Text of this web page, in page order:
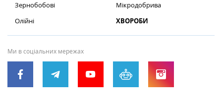
Зернобобові
Олійні
Мікродобрива
ХВОРОБИ
Ми в соціальних мережах